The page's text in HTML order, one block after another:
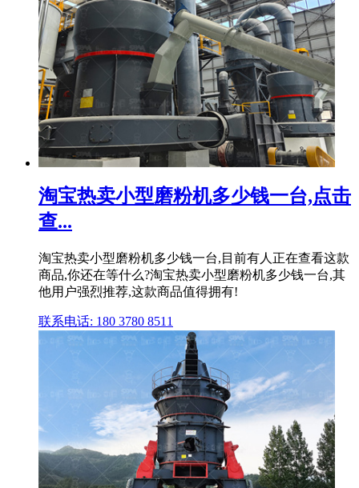
淘宝热卖小型磨粉机多少钱一台,点击
查...
淘宝热卖小型磨粉机多少钱一台,目前有人正在查看这款
商品,你还在等什么?淘宝热卖小型磨粉机多少钱一台,其
他用户强烈推荐,这款商品值得拥有!
联系电话: 180 3780 8511